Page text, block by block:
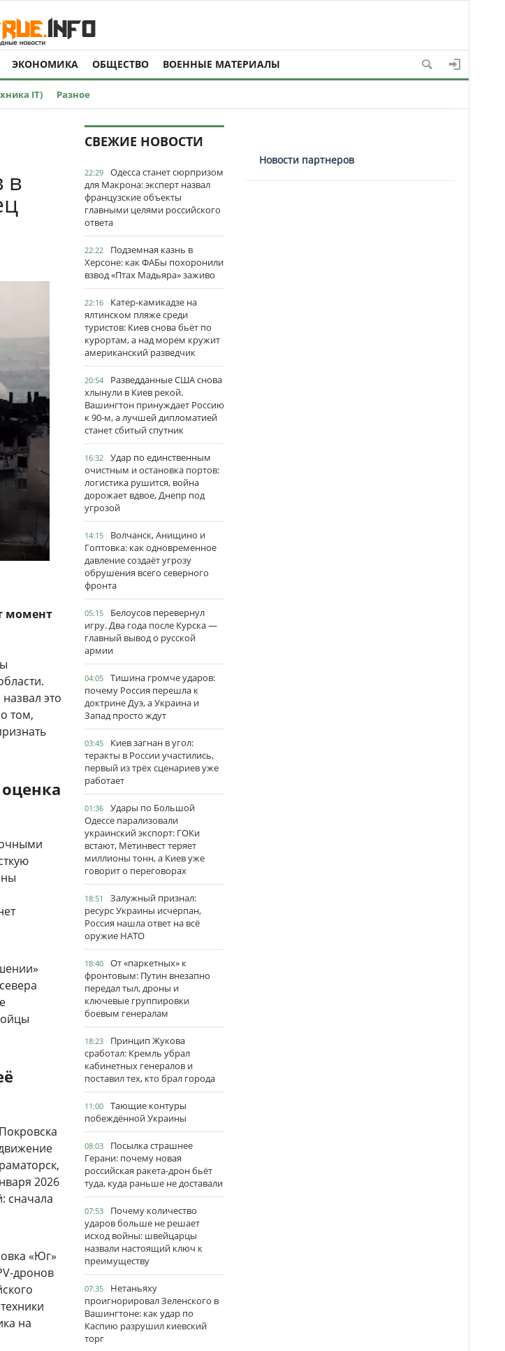
ЭКОНОМИКА ОБЩЕСТВО ВОЕННЫЕ МАТЕРИАЛЫ
IT) Разное
в
момент
это
том,
2026
сначала
«Юг»
дронов
на
СВЕЖИЕ НОВОСТИ
22:29
Одесса станет сюрпризом
для Макрона: эксперт назвал
французские объекты
главными целями российского
ответа
22:22
Подземная казнь в
Херсоне: как ФАБы похоронили
взвод «Птах Мадьяра» заживо
22:16
Катер-камикадзе на
ялтинском пляже среди
туристов: Киев снова бьёт по
курортам, а над морем кружит
американский разведчик
20:54
Разведданные США снова
хлынули в Киев рекой.
Вашингтон принуждает Россию
к 90-м, а лучшей дипломатией
станет сбитый спутник
16:32
Удар по единственным
очистным и остановка портов:
логистика рушится, война
дорожает вдвое, Днепр под
угрозой
14:15
Волчанск, Анищино и
Гоптовка: как одновременное
давление создаёт угрозу
обрушения всего северного
фронта
05:15
Белоусов перевернул
игру. Два года после Курска —
главный вывод о русской
армии
04:05
Тишина громче ударов:
почему Россия перешла к
доктрине Дуэ, а Украина и
Запад просто ждут
03:45
Киев загнан в угол:
теракты в России участились,
первый из трёх сценариев уже
работает
01:36
Удары по Большой
Одессе парализовали
украинский экспорт: ГОКи
встают, Метинвест теряет
миллионы тонн, а Киев уже
говорит о переговорах
18:51
Залужный признал:
ресурс Украины исчерпан,
Россия нашла ответ на всё
оружие НАТО
18:40
От «паркетных» к
фронтовым: Путин внезапно
передал тыл, дроны и
ключевые группировки
боевым генералам
18:23
Принцип Жукова
сработал: Кремль убрал
кабинетных генералов и
поставил тех, кто брал города
11:00
Тающие контуры
побеждённой Украины
08:03
Посылка страшнее
Герани: почему новая
российская ракета-дрон бьёт
туда, куда раньше не доставали
07:53
Почему количество
ударов больше не решает
исход войны: швейцарцы
назвали настоящий ключ к
преимуществу
07:35
Нетаньяху
проигнорировал Зеленского в
Вашингтоне: как удар по
Каспию разрушил киевский
торг
Новости партнеров